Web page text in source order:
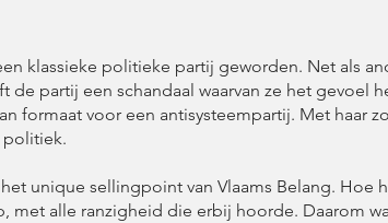
klassieke politieke partij geworden. Net als
partij een schandaal waarvan ze het gevoel
formaat voor een antisysteempartij. Met haar
politiek.
unique sellingpoint van Vlaams Belang. Hoe
alle ranzigheid die erbij hoorde. Daarom